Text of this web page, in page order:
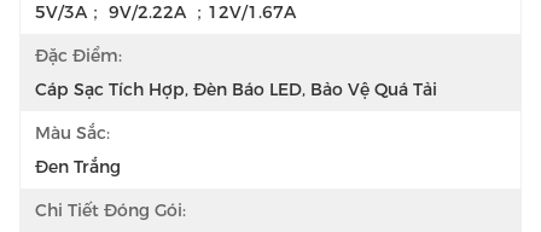
5V/3A； 9V/2.22A ；12V/1.67A
Đặc Điểm:
Cáp Sạc Tích Hợp, Đèn Báo LED, Bảo Vệ Quá Tải
Màu Sắc:
Đen Trắng
Chi Tiết Đóng Gói: